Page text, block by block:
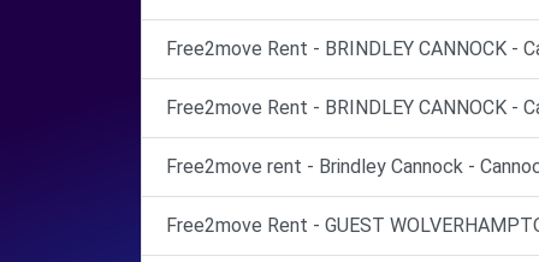
Free2move Rent - BRINDLEY CANNOCK -
Free2move Rent - BRINDLEY CANNOCK -
Free2move rent - Brindley Cannock -
Free2move Rent - GUEST